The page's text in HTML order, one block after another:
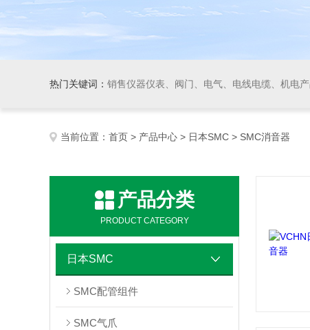
热门关键词： 销售仪器仪表、阀门、电气、电线电缆、机电产品、船舶设备、自动化控制系统集成、成套设备
当前位置： 首页 > 产品中心 > 日本SMC > SMC消音器
产品分类
PRODUCT CATEGORY
日本SMC
SMC配管组件
SMC气爪